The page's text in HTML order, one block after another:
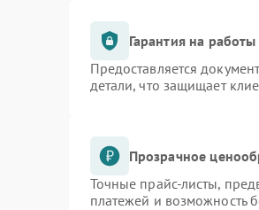
Гарантия на работы
Предоставляется
детали, что защищает
Прозрачное
Точные прайс-листы,
платежей и возможность